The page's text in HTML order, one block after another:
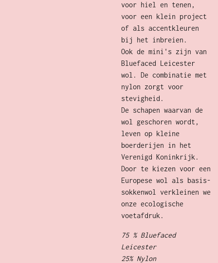
voor hiel en tenen,
voor een klein project
of als accentkleuren
bij het inbreien.
Ook de mini's zijn van
Bluefaced Leicester
wol. De combinatie met
nylon zorgt voor
stevigheid.
De schapen waarvan de
wol geschoren wordt,
leven op kleine
boerderijen in het
Verenigd Koninkrijk.
Door te kiezen voor een
Europese wol als basis-
sokkenwol verkleinen we
onze ecologische
voetafdruk.
75 % Bluefaced
Leicester
25% Nylon